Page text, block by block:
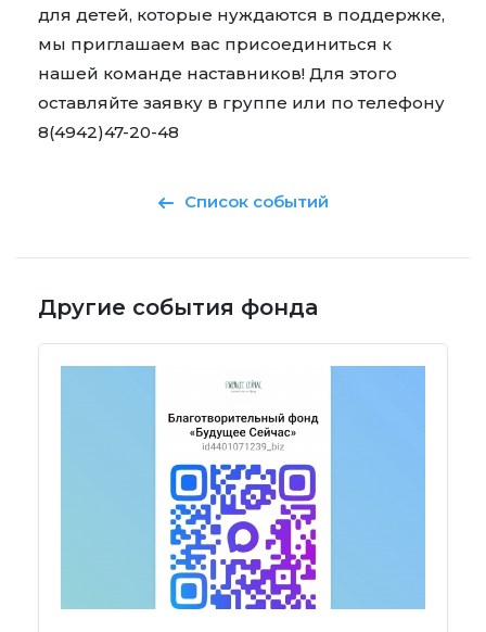
для детей, которые нуждаются в поддержке,
мы приглашаем вас присоединиться к
нашей команде наставников! Для этого
оставляйте заявку в группе или по телефону
8(4942)47-20-48
Список событий
Другие события фонда